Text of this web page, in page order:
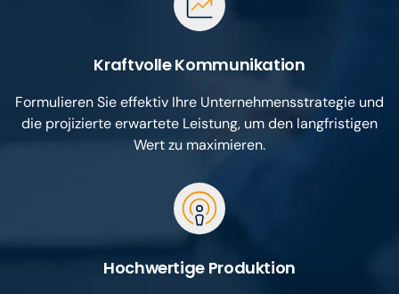
Kraftvolle Kommunikation
Formulieren Sie effektiv Ihre Unternehmensstrategie und
die projizierte erwartete Leistung, um den langfristigen
Wert zu maximieren.
Hochwertige Produktion